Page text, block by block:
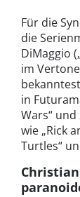
Für die
die
DiMaggio
im
in
Wars“
wie „Rick
Turtles“